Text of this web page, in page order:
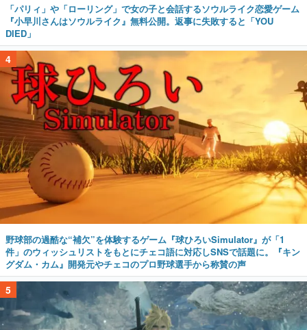
「パリィ」や「ローリング」で女の子と会話するソウルライク恋愛ゲーム
『小早川さんはソウルライク』無料公開。返事に失敗すると「YOU
DIED」
4
野球部の過酷な“補欠”を体験するゲーム『球ひろいSimulator』が「1
件」のウィッシュリストをもとにチェコ語に対応しSNSで話題に。『キン
グダム・カム』開発元やチェコのプロ野球選手から称賛の声
5